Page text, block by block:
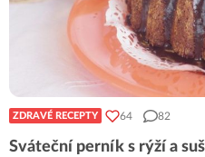
ZDRAVÉ RECEPTY 64 82
Sváteční perník s rýží a